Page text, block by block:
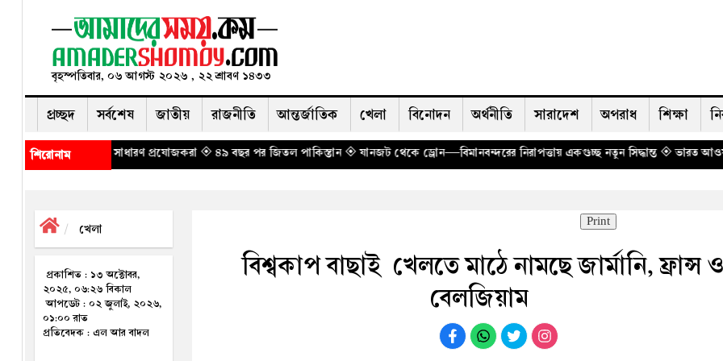
বৃহস্পতিবার, ০৬ আগস্ট ২০২৬ , ২২ শ্রাবণ ১৪৩৩
প্রচ্ছদ সর্বশেষ জাতীয় রাজনীতি আন্তর্জাতিক খেলা বিনোদন অর্থনীতি সারাদেশ অপরাধ শিক্ষা
শিরোনাম
সাধারণ প্রযোজকরা ◈ ৪৯ বছর পর জিতল পাকিস্তান◈ যানজট থেকে ড্রোন—বিমানবন্দরের নিরাপত্তায় একগুচ্ছ নতুন সিদ্ধান্ত ◈ ভারত আওয়ামী লীগকে কার্যক্রম
খেলা
প্রকাশিত : ১৩ অক্টোবর,
২০২৫, ০৬:২৬ বিকাল
আপডেট : ০২ জুলাই, ২০২৬,
০১:০০ রাত
প্রতিবেদক : এল আর বাদল
Print
বিশ্বকাপ বাছাই খেল‌তে মা‌ঠে নাম‌ছে জার্মানি, ফ্রান্স ও
বেলজিয়াম